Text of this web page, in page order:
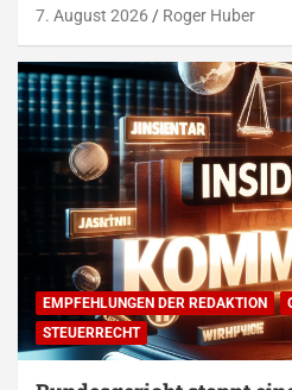
7. August 2026 Roger Huber
EMPFEHLUNGEN DER REDAKTION
STEUERRECHT